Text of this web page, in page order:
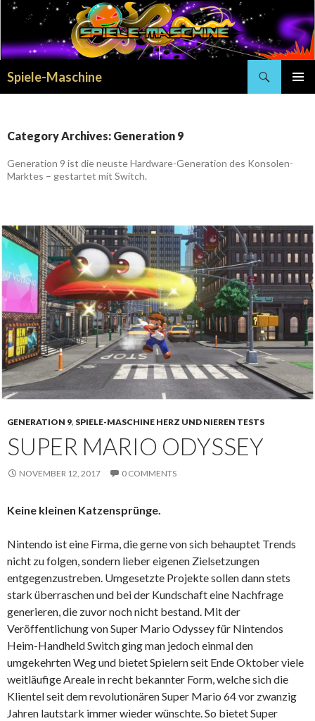
Spiele-Maschine
Category Archives: Generation 9
Generation 9 ist die neuste Hardware-Generation des Konsolen-
Marktes – gestartet mit Switch.
GENERATION 9, SPIELE-MASCHINE HERZ UND NIEREN TESTS
SUPER MARIO ODYSSEY
NOVEMBER 12, 2017 0 COMMENTS
Keine kleinen Katzensprünge.
Nintendo ist eine Firma, die gerne von sich behauptet Trends
nicht zu folgen, sondern lieber eigenen Zielsetzungen
entgegenzustreben. Umgesetzte Projekte sollen dann stets
stark überraschen und bei der Kundschaft eine Nachfrage
generieren, die zuvor noch nicht bestand. Mit der
Veröffentlichung von Super Mario Odyssey für Nintendos
Heim-Handheld Switch ging man jedoch einmal den
umgekehrten Weg und bietet Spielern seit Ende Oktober viele
weitläufige Areale in recht bekannter Form, welche sich die
Klientel seit dem revolutionären Super Mario 64 vor zwanzig
Jahren lautstark immer wieder wünschte. So bietet Super